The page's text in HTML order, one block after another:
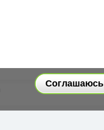
Соглашаюсь